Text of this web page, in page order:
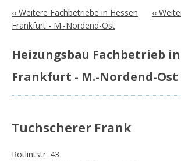
‹‹ Weitere Fachbetriebe in Hessen
‹‹
Frankfurt - M.-Nordend-Ost
Heizungsbau Fachbetrieb in
Frankfurt - M.-Nordend-Ost
Tuchscherer Frank
Rotlintstr. 43